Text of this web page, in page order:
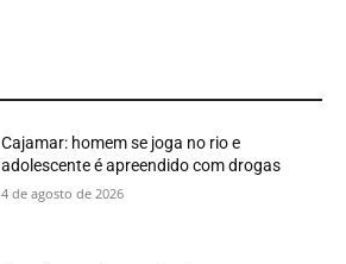
Cajamar: homem se joga no rio e
adolescente é apreendido com drogas
4 de agosto de 2026